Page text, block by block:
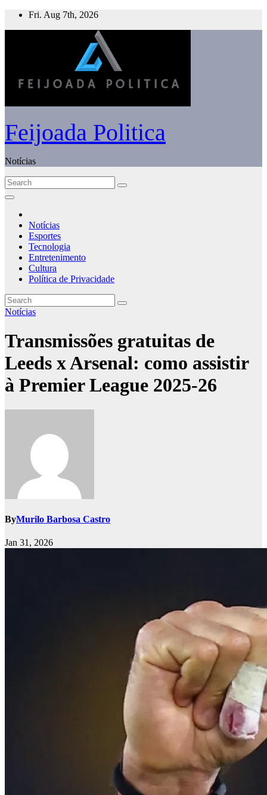
Skip
Fri. Aug 7th, 2026
Feijoada Politica
Notícias
Notícias
Esportes
Tecnologia
Entretenimento
Cultura
Política de Privacidade
Notícias
Transmissões gratuitas de
Leeds x Arsenal: como assistir
à Premier League 2025-26
ByMurilo Barbosa Castro
Jan 31, 2026